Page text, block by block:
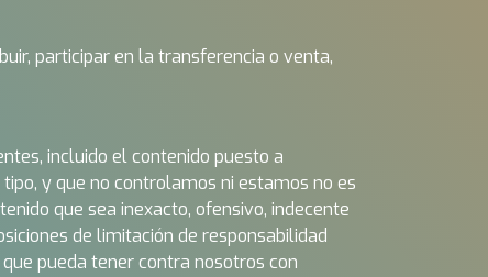
participar en la transferencia o venta,
incluido el contenido puesto a
y que no controlamos ni estamos no es
que sea inexacto, ofensivo, indecente
de limitación de responsabilidad
pueda tener contra nosotros con